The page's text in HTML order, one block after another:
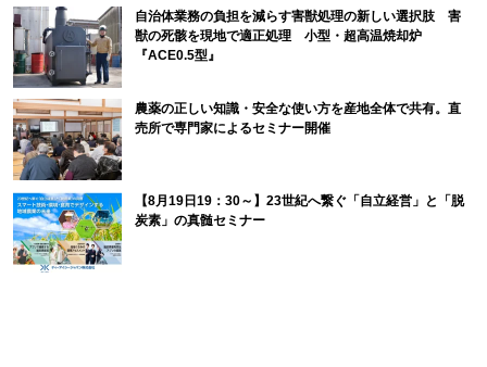
自治体業務の負担を減らす害獣処理の新しい選択肢 害
獣の死骸を現地で適正処理 小型・超高温焼却炉
『ACE0.5型』
農薬の正しい知識・安全な使い方を産地全体で共有。直
売所で専門家によるセミナー開催
【8月19日19：30～】23世紀へ繋ぐ「自立経営」と「脱
炭素」の真髄セミナー